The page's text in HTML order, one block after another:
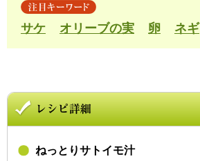
サケ オリーブの実 卵 ネギ
ねっとりサトイモ汁